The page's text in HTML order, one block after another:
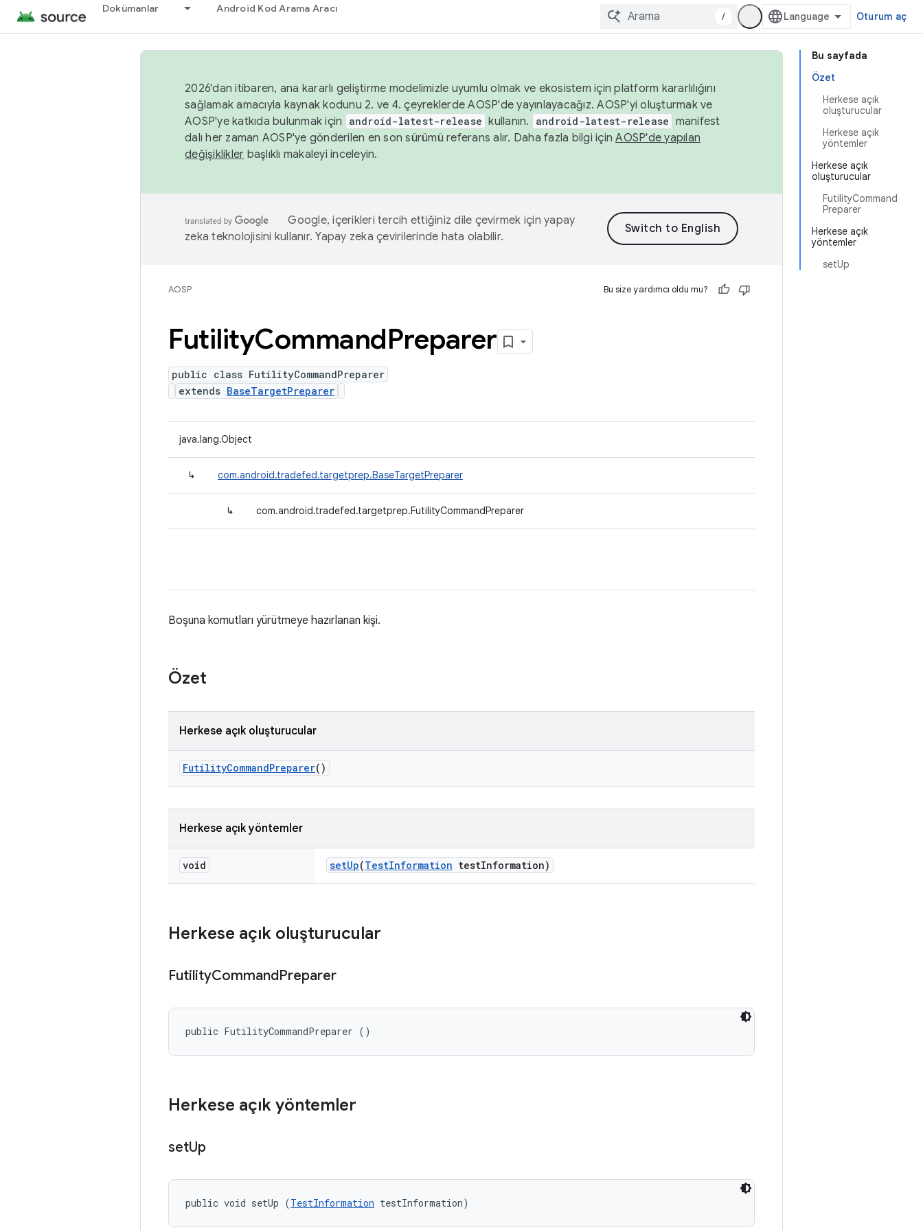
Dokümanlar Android Kod Arama Aracı
/ Oturum aç
Bu sayfada
Özet
Herkese açık
oluşturucular
Herkese açık
yöntemler
Herkese açık
oluşturucular
FutilityCommand
Preparer
Herkese açık
yöntemler
setUp
2026'dan itibaren, ana kararlı geliştirme modelimizle uyumlu olmak ve ekosistem için platform kararlılığını
sağlamak amacıyla kaynak kodunu 2. ve 4. çeyreklerde AOSP'de yayınlayacağız. AOSP'yi oluşturmak ve
AOSP'ye katkıda bulunmak için
android-latest-release kullanın. android-latest-release manifest
dalı her zaman AOSP'ye gönderilen en son sürümü referans alır. Daha fazla bilgi içinAOSP'de yapılan
değişiklikler başlıklı makaleyi inceleyin.
Google, içerikleri tercih ettiğiniz dile çevirmek için yapay
zeka teknolojisini kullanır. Yapay zeka çevirilerinde hata olabilir.
AOSP Bu size yardımcı oldu mu?
FutilityCommandPreparer
public class FutilityCommandPreparer
extends BaseTargetPreparer
java.lang.Object
↳ com.android.tradefed.targetprep.BaseTargetPreparer
↳ com.android.tradefed.targetprep.FutilityCommandPreparer
Boşuna komutları yürütmeye hazırlanan kişi.
Özet
Herkese açık oluşturucular
FutilityCommandPreparer()
Herkese açık yöntemler
void setUp(TestInformation testInformation)
Herkese açık oluşturucular
FutilityCommandPreparer
public FutilityCommandPreparer ()
Herkese açık yöntemler
setUp
public void setUp (TestInformation testInformation)